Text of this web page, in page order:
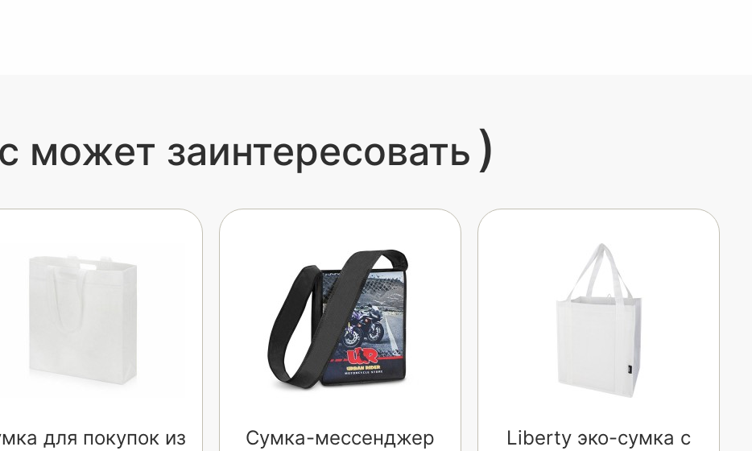
может заинтересовать )
для покупок из
Сумка-мессенджер
Liberty эко-сумка с